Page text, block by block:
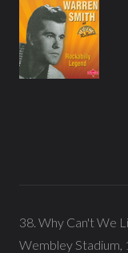
38. Why Can't We
Wembley Stadium,